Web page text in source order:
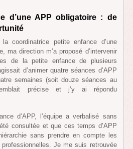
d’une APP obligatoire : de
coordinatrice petite enfance d’une
ma direction m’a proposé d’intervenir
de la petite enfance de plusieurs
d’animer quatre séances d’APP
semaines (soit douze séances au
précise et j’y ai répondu
d’APP, l’équipe a verbalisé sans
consultée et que ces temps d’APP
sans prendre en compte les
Je me suis retrouvée